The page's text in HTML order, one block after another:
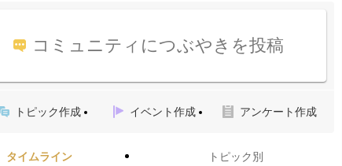
コミュニティにつぶやきを投稿
トピック作成 イベント作成 アンケート作成
タイムライン トピック別